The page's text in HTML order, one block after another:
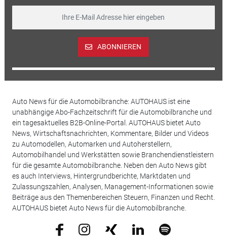
ABONNIEREN
Auto News für die Automobilbranche: AUTOHAUS ist eine
unabhängige Abo-Fachzeitschrift für die Automobilbranche und
ein tagesaktuelles B2B-Online-Portal. AUTOHAUS bietet Auto
News, Wirtschaftsnachrichten, Kommentare, Bilder und Videos
zu Automodellen, Automarken und Autoherstellern,
Automobilhandel und Werkstätten sowie Branchendienstleistern
für die gesamte Automobilbranche. Neben den Auto News gibt
es auch Interviews, Hintergrundberichte, Marktdaten und
Zulassungszahlen, Analysen, Management-Informationen sowie
Beiträge aus den Themenbereichen Steuern, Finanzen und Recht.
AUTOHAUS bietet Auto News für die Automobilbranche.